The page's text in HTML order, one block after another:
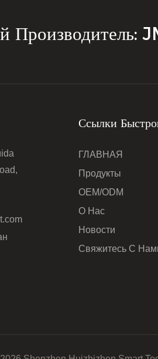
Производитель:
Ссылки
ГЛАВНАЯ
Продукты
OEM/ODM
О Нас
Новости
Свяжитесь С